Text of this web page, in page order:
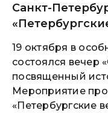
Санкт-
19 октября в
состоялся вечер
посвященный
Мероприятие
«Петербургские